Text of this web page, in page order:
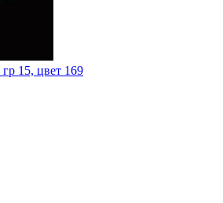
15, цвет 169